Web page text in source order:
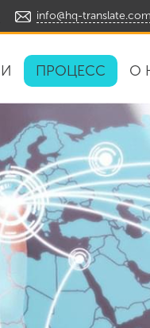
info@hq-
ПРОЦЕСС О